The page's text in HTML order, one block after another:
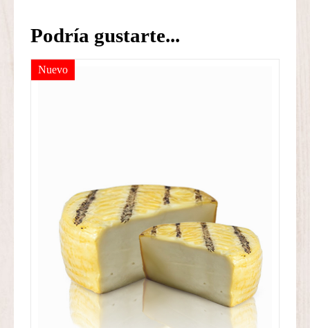
Podría gustarte...
Nuevo